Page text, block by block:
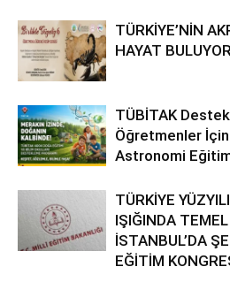
TÜRKİYE’NİN
HAYAT
TÜBİTAK
Öğretmenler
Astronomi
TÜRKİYE
IŞIĞINDA
İSTANBUL’DA
EĞİTİM